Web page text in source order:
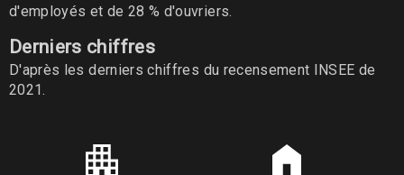
d'employés et de 28 % d'ouvriers.
Derniers chiffres
D'après les derniers chiffres du recensement INSEE de
2021.